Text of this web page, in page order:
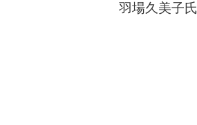
羽場久美子氏